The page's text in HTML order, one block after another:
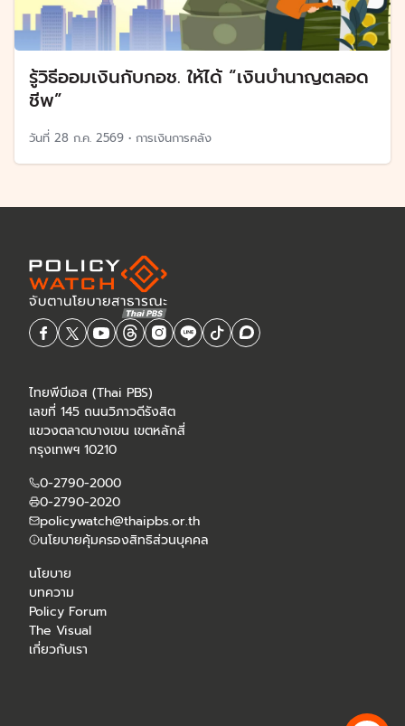
รู้วิธีออมเงินกับกอช. ให้ได้ “เงินบำนาญตลอด
ชีพ”
วันที่ 28 ก.ค. 2569 • การเงินการคลัง
ไทยพีบีเอส (Thai PBS)
เลขที่ 145 ถนนวิภาวดีรังสิต
แขวงตลาดบางเขน เขตหลักสี่
กรุงเทพฯ 10210
0-2790-2000
0-2790-2020
policywatch@thaipbs.or.th
นโยบายคุ้มครองสิทธิส่วนบุคคล
นโยบาย
บทความ
Policy Forum
The Visual
เกี่ยวกับเรา